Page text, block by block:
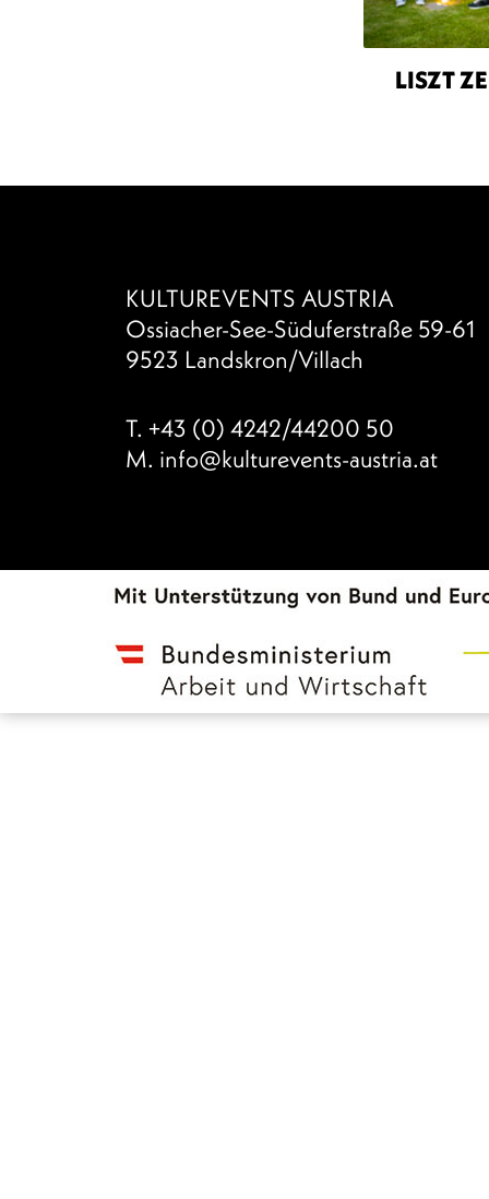
LISZT
KULTUREVENTS AUSTRIA
Ossiacher-See-Süduferstraße 59-61
9523 Landskron/Villach
T. +43 (0) 4242/44200 50
M. info@kulturevents-austria.at